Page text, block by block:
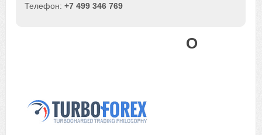
+7 499 346 769
О